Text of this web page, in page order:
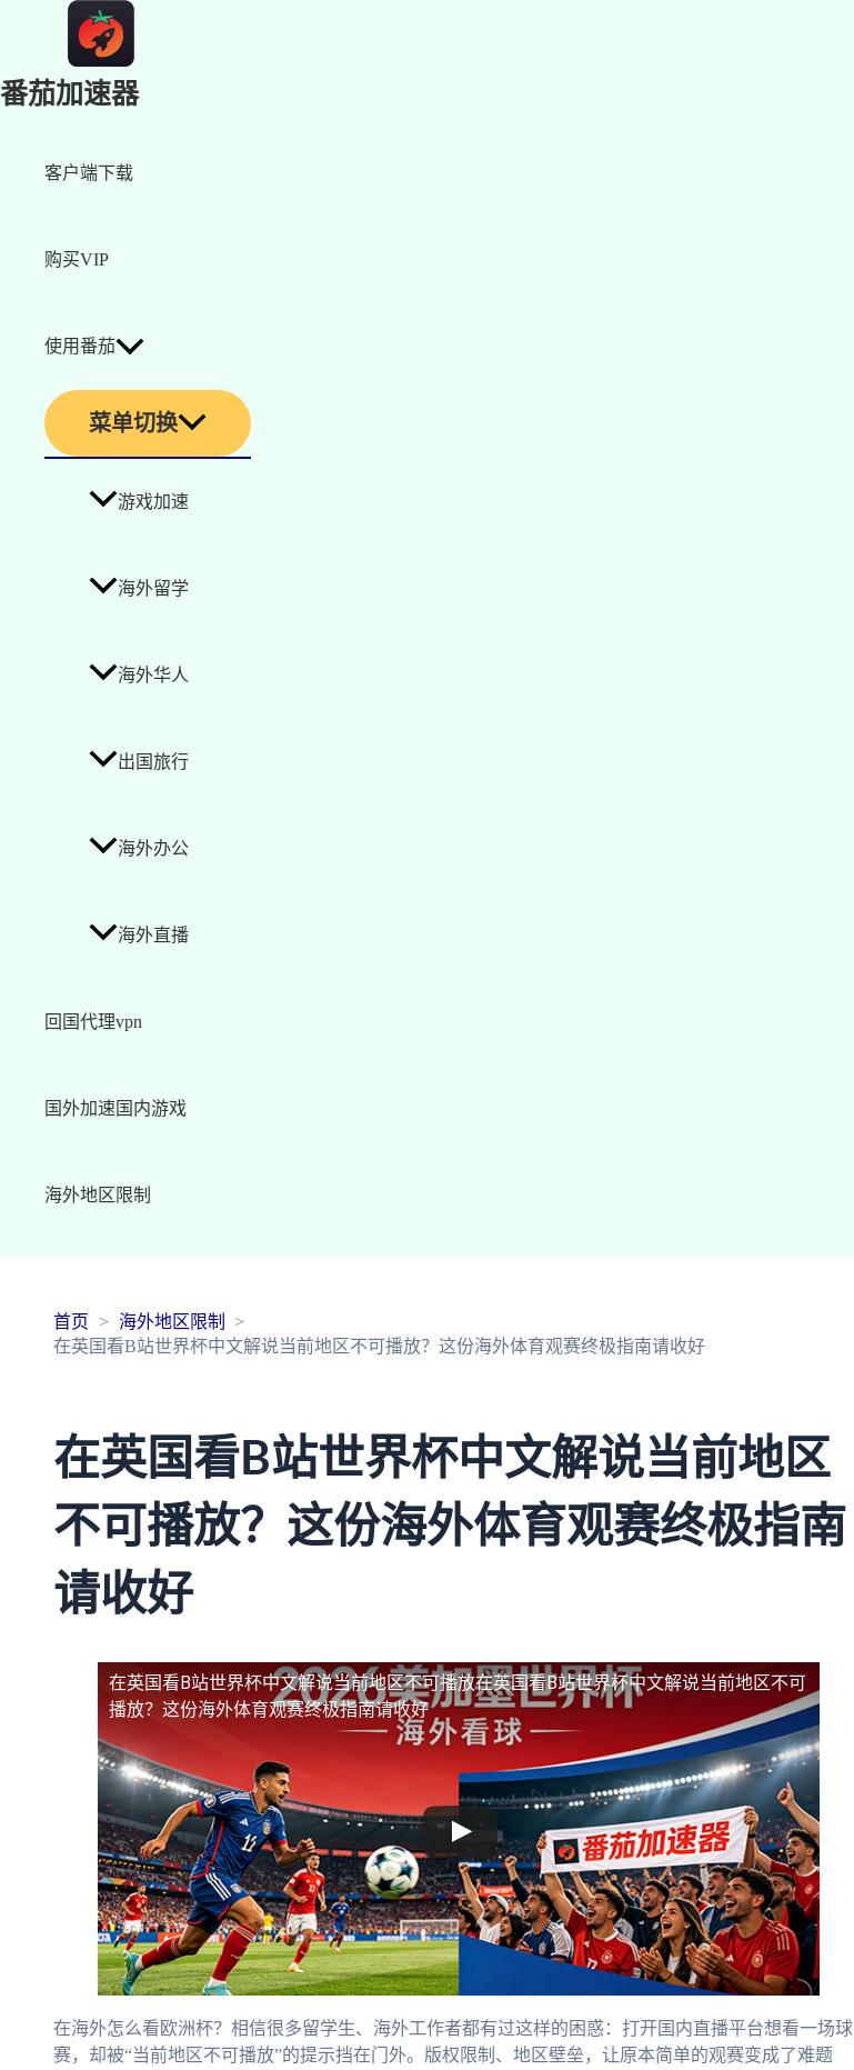
番茄加速器
客户端下载
购买VIP
使用番茄
菜单切换
游戏加速
海外留学
海外华人
出国旅行
海外办公
海外直播
回国代理vpn
国外加速国内游戏
海外地区限制
首页
海外地区限制
在英国看B站世界杯中文解说当前地区不可播放？这份海外体育观赛终极指南请收好
在英国看B站世界杯中文解说当前地区
不可播放？这份海外体育观赛终极指南
请收好
在英国看B站世界杯中文解说当前地区不可播放在英国看B站世界杯中文解说当前地区不可
播放？这份海外体育观赛终极指南请收好
在海外怎么看欧洲杯？相信很多留学生、海外工作者都有过这样的困惑：打开国内直播平台想看一场球
赛，却被“当前地区不可播放”的提示挡在门外。版权限制、地区壁垒，让原本简单的观赛变成了难题